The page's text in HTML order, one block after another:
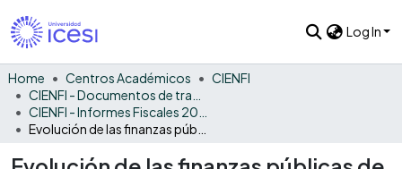
Log In
Home Centros Académicos
CIENFI